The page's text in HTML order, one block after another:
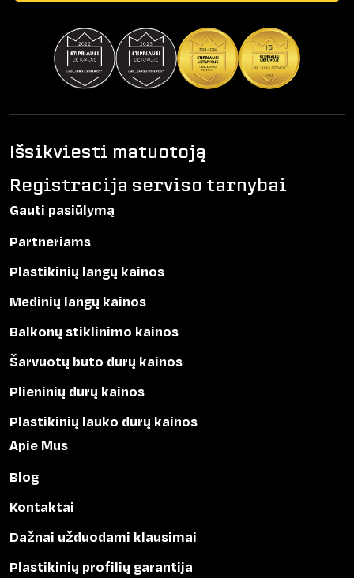
Išsikviesti matuotoją
Registracija serviso tarnybai
Gauti pasiūlymą
Partneriams
Plastikinių langų kainos
Medinių langų kainos
Balkonų stiklinimo kainos
Šarvuotų buto durų kainos
Plieninių durų kainos
Plastikinių lauko durų kainos
Apie Mus
Blog
Kontaktai
Dažnai užduodami klausimai
Plastikinių profilių garantija